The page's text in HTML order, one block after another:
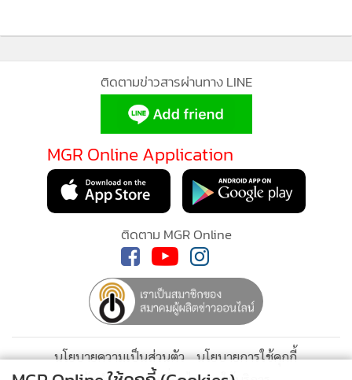
482
ติดตามข่าวสารผ่านทาง LINE
MGR Online Application
ติดตาม MGR Online
นโยบายความเป็นส่วนตัว
นโยบายการใช้คุกกี้